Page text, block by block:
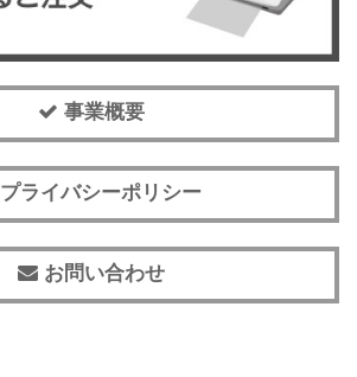
事業概要
プライバシーポリシー
お問い合わせ